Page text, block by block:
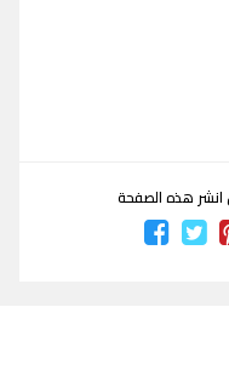
انشر هذه الصفحة